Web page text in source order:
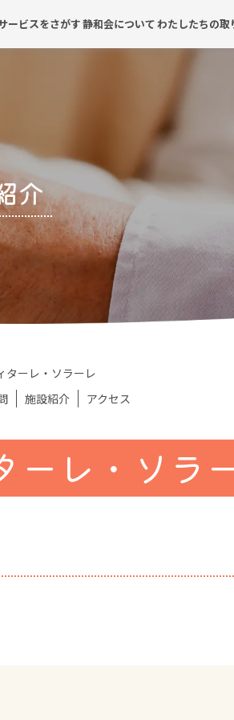
ービスをさがす静和会についてわたしたちの取
介
ターレ・ソラーレ
施設紹介 アクセス
ーレ・ソラ